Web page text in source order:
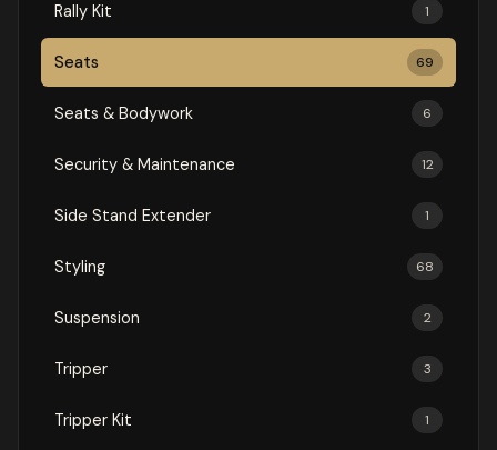
Rally Kit 1
Seats 69
Seats & Bodywork 6
Security & Maintenance 12
Side Stand Extender 1
Styling 68
Suspension 2
Tripper 3
Tripper Kit 1